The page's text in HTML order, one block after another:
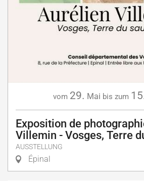
vom 29. Mai bis zum
Exposition de
Villemin - Vosges, Terre
AUSSTELLUNG
Épinal